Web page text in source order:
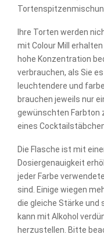
Ihre Torten werden
mit Colour Mill erhalten
hohe Konzentration
verbrauchen, als Sie
leuchtendere und
brauchen jeweils nur
gewünschten Farbton
eines
Die Flasche ist mit
Dosiergenauigkeit
jeder Farbe
sind. Einige wiegen
die gleiche Stärke und
kann mit Alkohol
herzustellen. Bitte